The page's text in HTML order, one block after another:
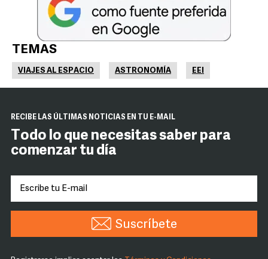
TEMAS
VIAJES AL ESPACIO ASTRONOMÍA EEI
RECIBE LAS ÚLTIMAS NOTICIAS EN TU E-MAIL
Todo lo que necesitas saber para
comenzar tu día
Suscríbete